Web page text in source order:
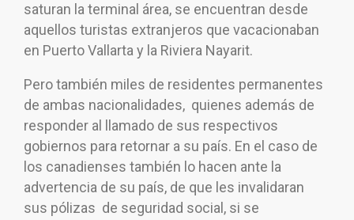
saturan la terminal área, se encuentran desde
aquellos turistas extranjeros que vacacionaban
en Puerto Vallarta y la Riviera Nayarit.
Pero también miles de residentes permanentes
de ambas nacionalidades, quienes además de
responder al llamado de sus respectivos
gobiernos para retornar a su país. En el caso de
los canadienses también lo hacen ante la
advertencia de su país, de que les invalidaran
sus pólizas de seguridad social, si se